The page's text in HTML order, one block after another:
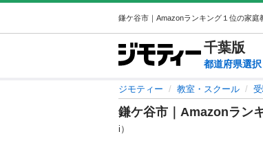
千葉版
都道府県選択
ジモティー 教室・スクール
鎌ケ谷市｜Amazonラン
i）